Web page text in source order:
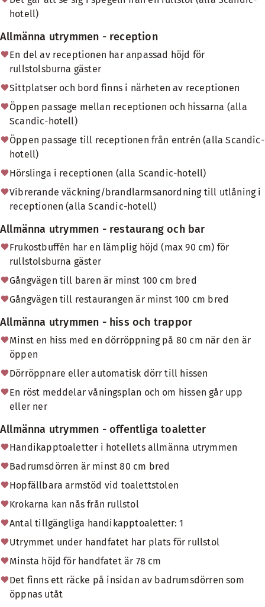
hotell)
Allmänna utrymmen - reception
En del av receptionen har anpassad höjd för
rullstolsburna gäster
Sittplatser och bord finns i närheten av receptionen
Öppen passage mellan receptionen och hissarna (alla
Scandic-hotell)
Öppen passage till receptionen från entrén (alla Scandic-
hotell)
Hörslinga i receptionen (alla Scandic-hotell)
Vibrerande väckning/brandlarmsanordning till utlåning i
receptionen (alla Scandic-hotell)
Allmänna utrymmen - restaurang och bar
Frukostbuffén har en lämplig höjd (max 90 cm) för
rullstolsburna gäster
Gångvägen till baren är minst 100 cm bred
Gångvägen till restaurangen är minst 100 cm bred
Allmänna utrymmen - hiss och trappor
Minst en hiss med en dörröppning på 80 cm när den är
öppen
Dörröppnare eller automatisk dörr till hissen
En röst meddelar våningsplan och om hissen går upp
eller ner
Allmänna utrymmen - offentliga toaletter
Handikapptoaletter i hotellets allmänna utrymmen
Badrumsdörren är minst 80 cm bred
Hopfällbara armstöd vid toalettstolen
Krokarna kan nås från rullstol
Antal tillgängliga handikapptoaletter: 1
Utrymmet under handfatet har plats för rullstol
Minsta höjd för handfatet är 78 cm
Det finns ett räcke på insidan av badrumsdörren som
öppnas utåt